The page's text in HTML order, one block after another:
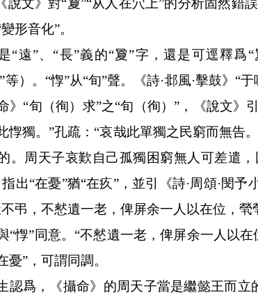
說文》對“夐”“从人在穴上”的分析固然錯
形音化”。
“遠”、“長”義的“夐”字，還是可逕釋爲
等）。“惸”从“旬”聲。《詩·邶風·擊鼓》“
》“旬（徇）求”之“旬（徇）”，《說文》引
惸獨。”孔疏：“哀哉此單獨之民窮而無告
。周天子哀歎自己孤獨困窮無人可差遣
出“在憂”猶“在疚”，並引《詩·周頌·閔
弔，不憖遺一老，俾屏余一人以在位，
“惸”同意。“不憖遺一老，俾屏余一人以
憂”，可謂同調。
認爲，《攝命》的周天子當是繼懿王而